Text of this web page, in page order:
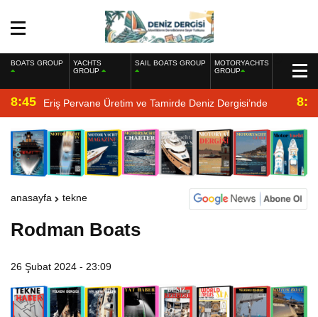
BOATS GROUP
YACHTS
GROUP
SAIL BOATS GROUP
MOTORYACHTS
GROUP
8:45 Eriş Pervane Üretim ve Tamirde Deniz Dergisi’nde
anasayfa tekne
Rodman Boats
26 Şubat 2024 - 23:09